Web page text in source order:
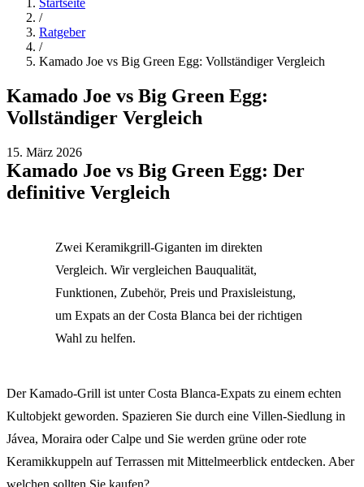
Startseite
/
Ratgeber
/
Kamado Joe vs Big Green Egg: Vollständiger Vergleich
Kamado Joe vs Big Green Egg:
Vollständiger Vergleich
15. März 2026
Kamado Joe vs Big Green Egg: Der
definitive Vergleich
Zwei Keramikgrill-Giganten im direkten
Vergleich. Wir vergleichen Bauqualität,
Funktionen, Zubehör, Preis und Praxisleistung,
um Expats an der Costa Blanca bei der richtigen
Wahl zu helfen.
Der Kamado-Grill ist unter Costa Blanca-Expats zu einem echten
Kultobjekt geworden. Spazieren Sie durch eine Villen-Siedlung in
Jávea, Moraira oder Calpe und Sie werden grüne oder rote
Keramikkuppeln auf Terrassen mit Mittelmeerblick entdecken. Aber
welchen sollten Sie kaufen?